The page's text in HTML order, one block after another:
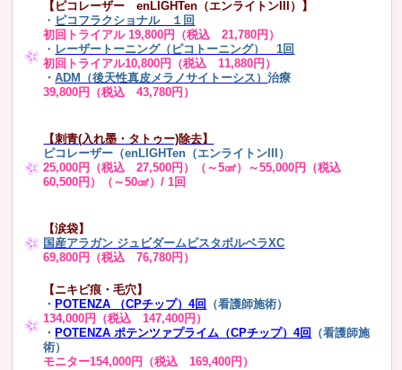
【ピコレーザー enLIGHTen（エンライトンIII）】
・ ピコフラクショナル １回
初回トライアル 19,800円（税込 21,780円）
・ レーザートーニング（ピコトーニング） 1回
初回トライアル10,800円（税込 11,880円）
・ADM（後天性真皮メラノサイトーシス）治療
39,800円（税込 43,780円）
【刺青(入れ墨・タトゥー)除去】
ピコレーザー（enLIGHTen（エンライトンIII）
25,000円（税込 27,500円）（～5㎠）～55,000円（税込
60,500円）（～50㎠）/ 1回
【涙袋】
国産アラガン ジュビダームビスタボルベラXC
69,800円（税込 76,780円）
【ニキビ痕・毛穴】
・ POTENZA （CPチップ）4回
（看護師施術）
134,000円（税込 147,400円）
・ POTENZA ポテンツァプライム（CPチップ）4回
（看護師施
術）
モニター154,000円（税込 169,400円）